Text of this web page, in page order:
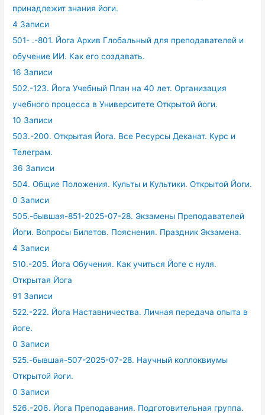
принадлежит знания йоги.
4 Записи
501- .-801. Йога Архив Глобальный для преподавателей и
обучение ИИ. Как его создавать.
16 Записи
502.-123. Йога Учебный План на 40 лет. Организация
учебного процесса в Университете Открытой йоги.
10 Записи
503.-200. Открытая Йога. Все Ресурсы Деканат. Курс и
Телеграм.
36 Записи
504. Общие Положения. Культы и Культики. Открытой Йоги.
0 Записи
505.-бывшая-851-2025-07-28. Экзамены Преподавателей
Йоги. Вопросы Билетов. Пояснения. Праздник Экзамена.
4 Записи
510.-205. Йога Обучения. Как учиться Йоге с нуля.
Открытая Йога
91 Записи
522.-222. Йога Наставничества. Личная передача опыта в
йоге.
0 Записи
525.-бывшая-507-2025-07-28. Научный коллоквиумы
Открытой йоги.
0 Записи
526.-206. Йога Преподавания. Подготовительная группа.